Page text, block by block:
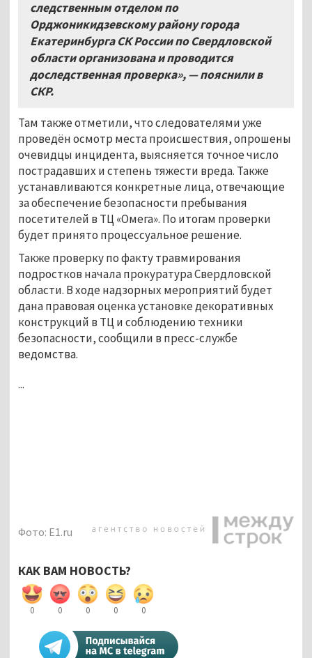
следственным отделом по
Орджоникидзевскому району города
Екатеринбурга СК России по Свердловской
области организована и проводится
доследственная проверка», — пояснили в
СКР.
Там также отметили, что следователями уже
проведён осмотр места происшествия, опрошены
очевидцы инцидента, выясняется точное число
пострадавших и степень тяжести вреда. Также
устанавливаются конкретные лица, отвечающие
за обеспечение безопасности пребывания
посетителей в ТЦ «Омега». По итогам проверки
будет принято процессуальное решение.
Также проверку по факту травмирования
подростков начала прокуратура Свердловской
области. В ходе надзорных мероприятий будет
дана правовая оценка установке декоративных
конструкций в ТЦ и соблюдению техники
безопасности, сообщили в пресс-службе
ведомства.
...
Фото: E1.ru
КАК ВАМ НОВОСТЬ?
0 0 0 0 0